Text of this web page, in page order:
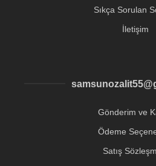
Sıkça Sorulan
İletişim
Gönderim ve
Ödeme
Satış